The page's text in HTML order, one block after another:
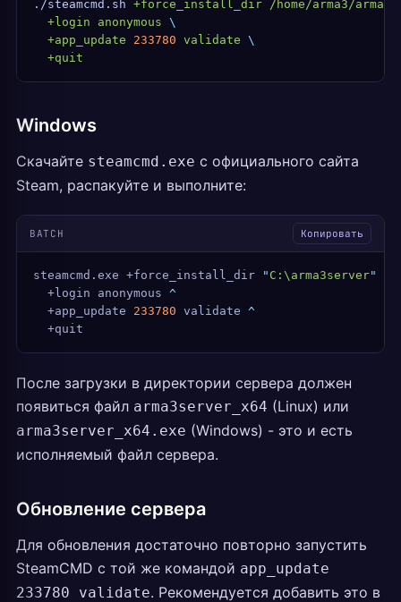
./steamcmd.sh +force_install_dir /home/arma3/
  +login
anonymous \
  +app_update
233780 validate \
  +quit
Windows
Скачайте steamcmd.exe с официального сайта
Steam, распакуйте и выполните:
BATCH Копировать
steamcmd.exe +force_install_dir " C:\arma3server"
  +login anonymous
^
  +app_update
233780 validate ^
  +quit
После загрузки в директории сервера должен
появиться файл arma3server_x64 (Linux) или
arma3server_x64.exe (Windows) - это и есть
исполняемый файл сервера.
Обновление сервера
Для обновления достаточно повторно запустить
SteamCMD с той же командой app_update
233780 validate. Рекомендуется добавить это в